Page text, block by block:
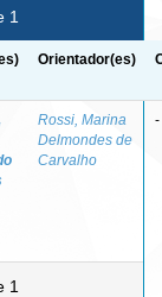
1
Orientador(es)
Rossi, Marina
Delmondes de
Carvalho
-
1